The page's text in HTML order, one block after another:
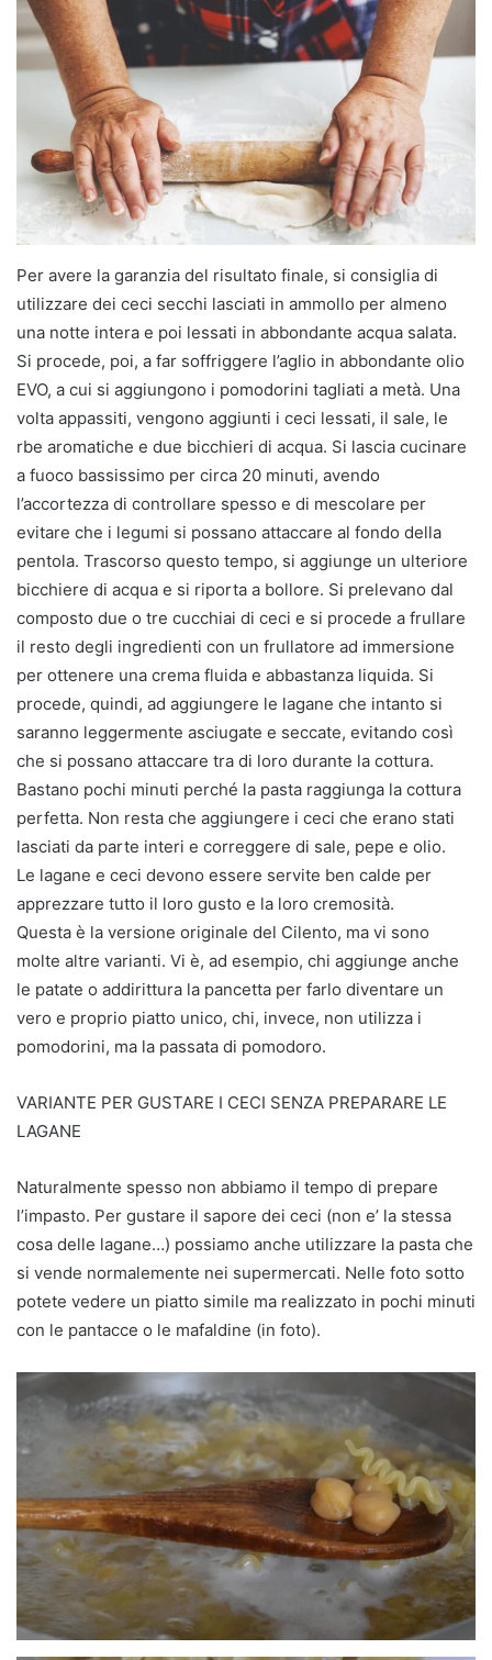
Per avere la garanzia del risultato finale, si consiglia di
utilizzare dei ceci secchi lasciati in ammollo per almeno
una notte intera e poi lessati in abbondante acqua salata.
Si procede, poi, a far soffriggere l’aglio in abbondante olio
EVO, a cui si aggiungono i pomodorini tagliati a metà. Una
volta appassiti, vengono aggiunti i ceci lessati, il sale, le
rbe aromatiche e due bicchieri di acqua. Si lascia cucinare
a fuoco bassissimo per circa 20 minuti, avendo
l’accortezza di controllare spesso e di mescolare per
evitare che i legumi si possano attaccare al fondo della
pentola. Trascorso questo tempo, si aggiunge un ulteriore
bicchiere di acqua e si riporta a bollore. Si prelevano dal
composto due o tre cucchiai di ceci e si procede a frullare
il resto degli ingredienti con un frullatore ad immersione
per ottenere una crema fluida e abbastanza liquida. Si
procede, quindi, ad aggiungere le lagane che intanto si
saranno leggermente asciugate e seccate, evitando così
che si possano attaccare tra di loro durante la cottura.
Bastano pochi minuti perché la pasta raggiunga la cottura
perfetta. Non resta che aggiungere i ceci che erano stati
lasciati da parte interi e correggere di sale, pepe e olio.
Le lagane e ceci devono essere servite ben calde per
apprezzare tutto il loro gusto e la loro cremosità.
Questa è la versione originale del Cilento, ma vi sono
molte altre varianti. Vi è, ad esempio, chi aggiunge anche
le patate o addirittura la pancetta per farlo diventare un
vero e proprio piatto unico, chi, invece, non utilizza i
pomodorini, ma la passata di pomodoro.
VARIANTE PER GUSTARE I CECI SENZA PREPARARE LE
LAGANE
Naturalmente spesso non abbiamo il tempo di prepare
l’impasto. Per gustare il sapore dei ceci (non e’ la stessa
cosa delle lagane…) possiamo anche utilizzare la pasta che
si vende normalemente nei supermercati. Nelle foto sotto
potete vedere un piatto simile ma realizzato in pochi minuti
con le pantacce o le mafaldine (in foto).